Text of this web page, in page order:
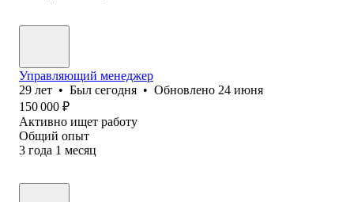
Управляющий менеджер
29 лет • Был сегодня • Обновлено 24 июня
150 000 ₽
Активно ищет работу
Общий опыт
3 года 1 месяц